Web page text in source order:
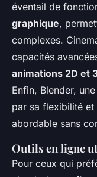
éventail de
graphique,
complexes.
capacités
animations 2D et
Enfin, Blender,
par sa flexibilité
abordable sans
Outils en ligne
Pour ceux qui